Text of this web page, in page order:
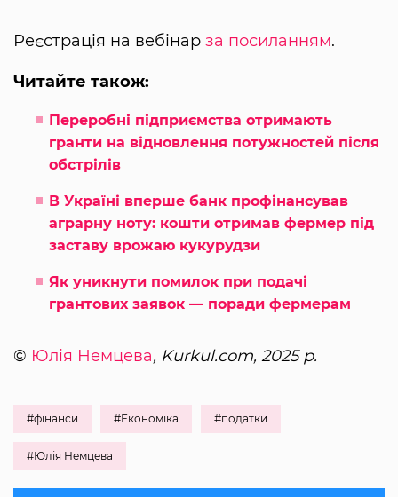
Реєстрація на вебінар за посиланням.
Читайте також:
Переробні підприємства отримають
гранти на відновлення потужностей після
обстрілів
В Україні вперше банк профінансував
аграрну ноту: кошти отримав фермер під
заставу врожаю кукурудзи
Як уникнути помилок при подачі
грантових заявок — поради фермерам
© Юлія Немцева, Kurkul.com, 2025 р.
#фінанси #Економіка #податки
#Юлія Немцева